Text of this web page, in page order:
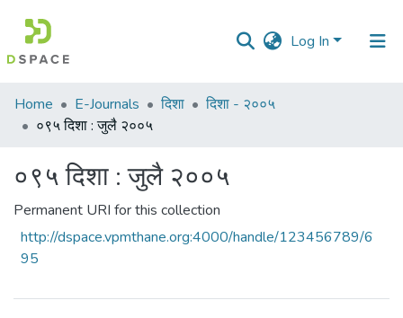
Log In
Communities
&
All of DSpace
Statistics
Home E-Journals दिशा
दिशा - २००५
०९५ दिशा : जुलै २००५
०९५ दिशा : जुलै २००५
Permanent URI for this collection
http://dspace.vpmthane.org:4000/handle/123456789/6
95